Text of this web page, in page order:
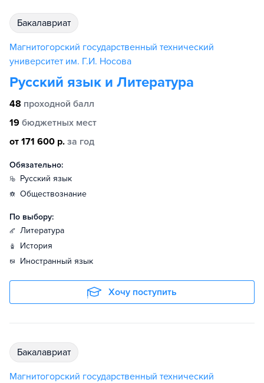
бакалавриат
Магнитогорский государственный технический
университет им. Г.И. Носова
Русский язык и Литература
48 проходной балл
19 бюджетных мест
от 171 600 р. за год
Обязательно:
русский язык
обществознание
По выбору:
литература
история
иностранный язык
Хочу поступить
бакалавриат
Магнитогорский государственный технический